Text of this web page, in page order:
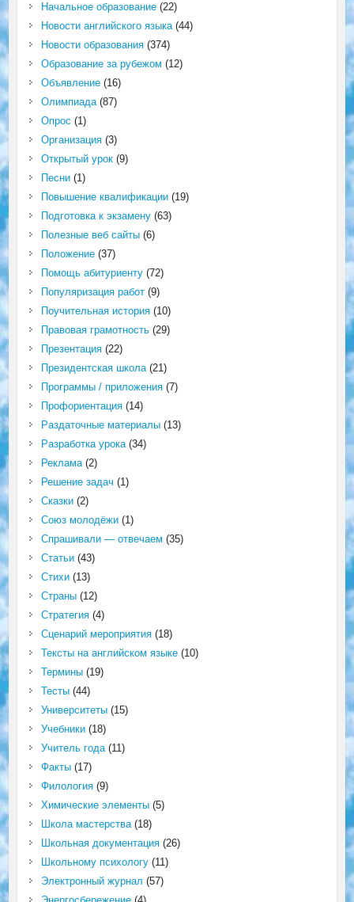
Начальное образование(22)
Новости английского языка(44)
Новости образования(374)
Образование за рубежом (12)
Объявление(16)
Олимпиада(87)
Опрос (1)
Организация(3)
Открытый урок(9)
Песни(1)
Повышение квалификации(19)
Подготовка к экзамену(63)
Полезные веб сайты(6)
Положение(37)
Помощь абитуриенту(72)
Популяризация работ(9)
Поучительная история(10)
Правовая грамотность(29)
Презентация(22)
Президентская школа(21)
Программы / приложения(7)
Профориентация(14)
Раздаточные материалы(13)
Разработка урока(34)
Реклама(2)
Решение задач (1)
Сказки(2)
Союз молодёжи(1)
Спрашивали — отвечаем (35)
Статьи(43)
Стихи(13)
Страны(12)
Стратегия(4)
Сценарий мероприятия(18)
Тексты на английском языке(10)
Термины(19)
Тесты(44)
Университеты(15)
Учебники(18)
Учитель года(11)
Факты(17)
Филология(9)
Химические элементы(5)
Школа мастерства(18)
Школьная документация(26)
Школьному психологу(11)
Электронный журнал (57)